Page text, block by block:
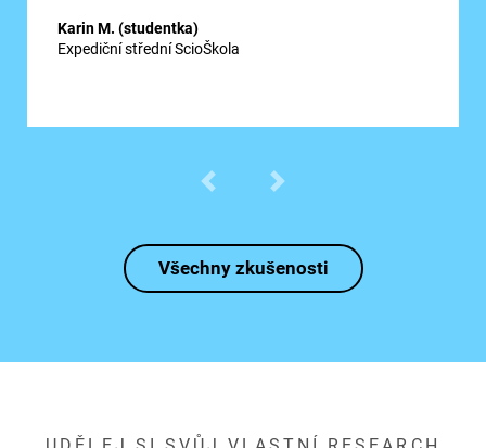
Karin M. (studentka)
Expediční střední ScioŠkola
předchozínásledující
Všechny zkušenosti